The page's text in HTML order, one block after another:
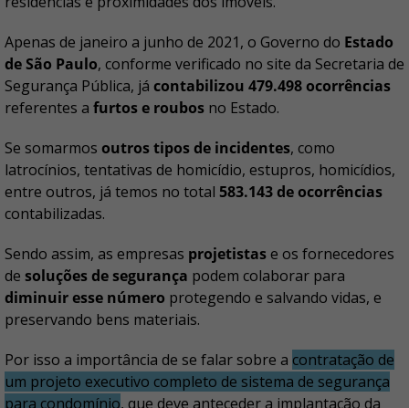
Apenas de janeiro a junho de 2021, o Governo do Estado
de São Paulo, conforme verificado no site da Secretaria de
Segurança Pública, já contabilizou 479.498 ocorrências
referentes a furtos e roubos no Estado.
Se somarmos outros tipos de incidentes, como
latrocínios, tentativas de homicídio, estupros, homicídios,
entre outros, já temos no total 583.143 de ocorrências
contabilizadas.
Sendo assim, as empresas projetistase os fornecedores
de soluções de segurança podem colaborar para
diminuir esse número protegendo e salvando vidas, e
preservando bens materiais.
Por isso a importância de se falar sobre a contratação de
um projeto executivo completo de sistema de segurança
para condomínio, que deve anteceder a implantação da